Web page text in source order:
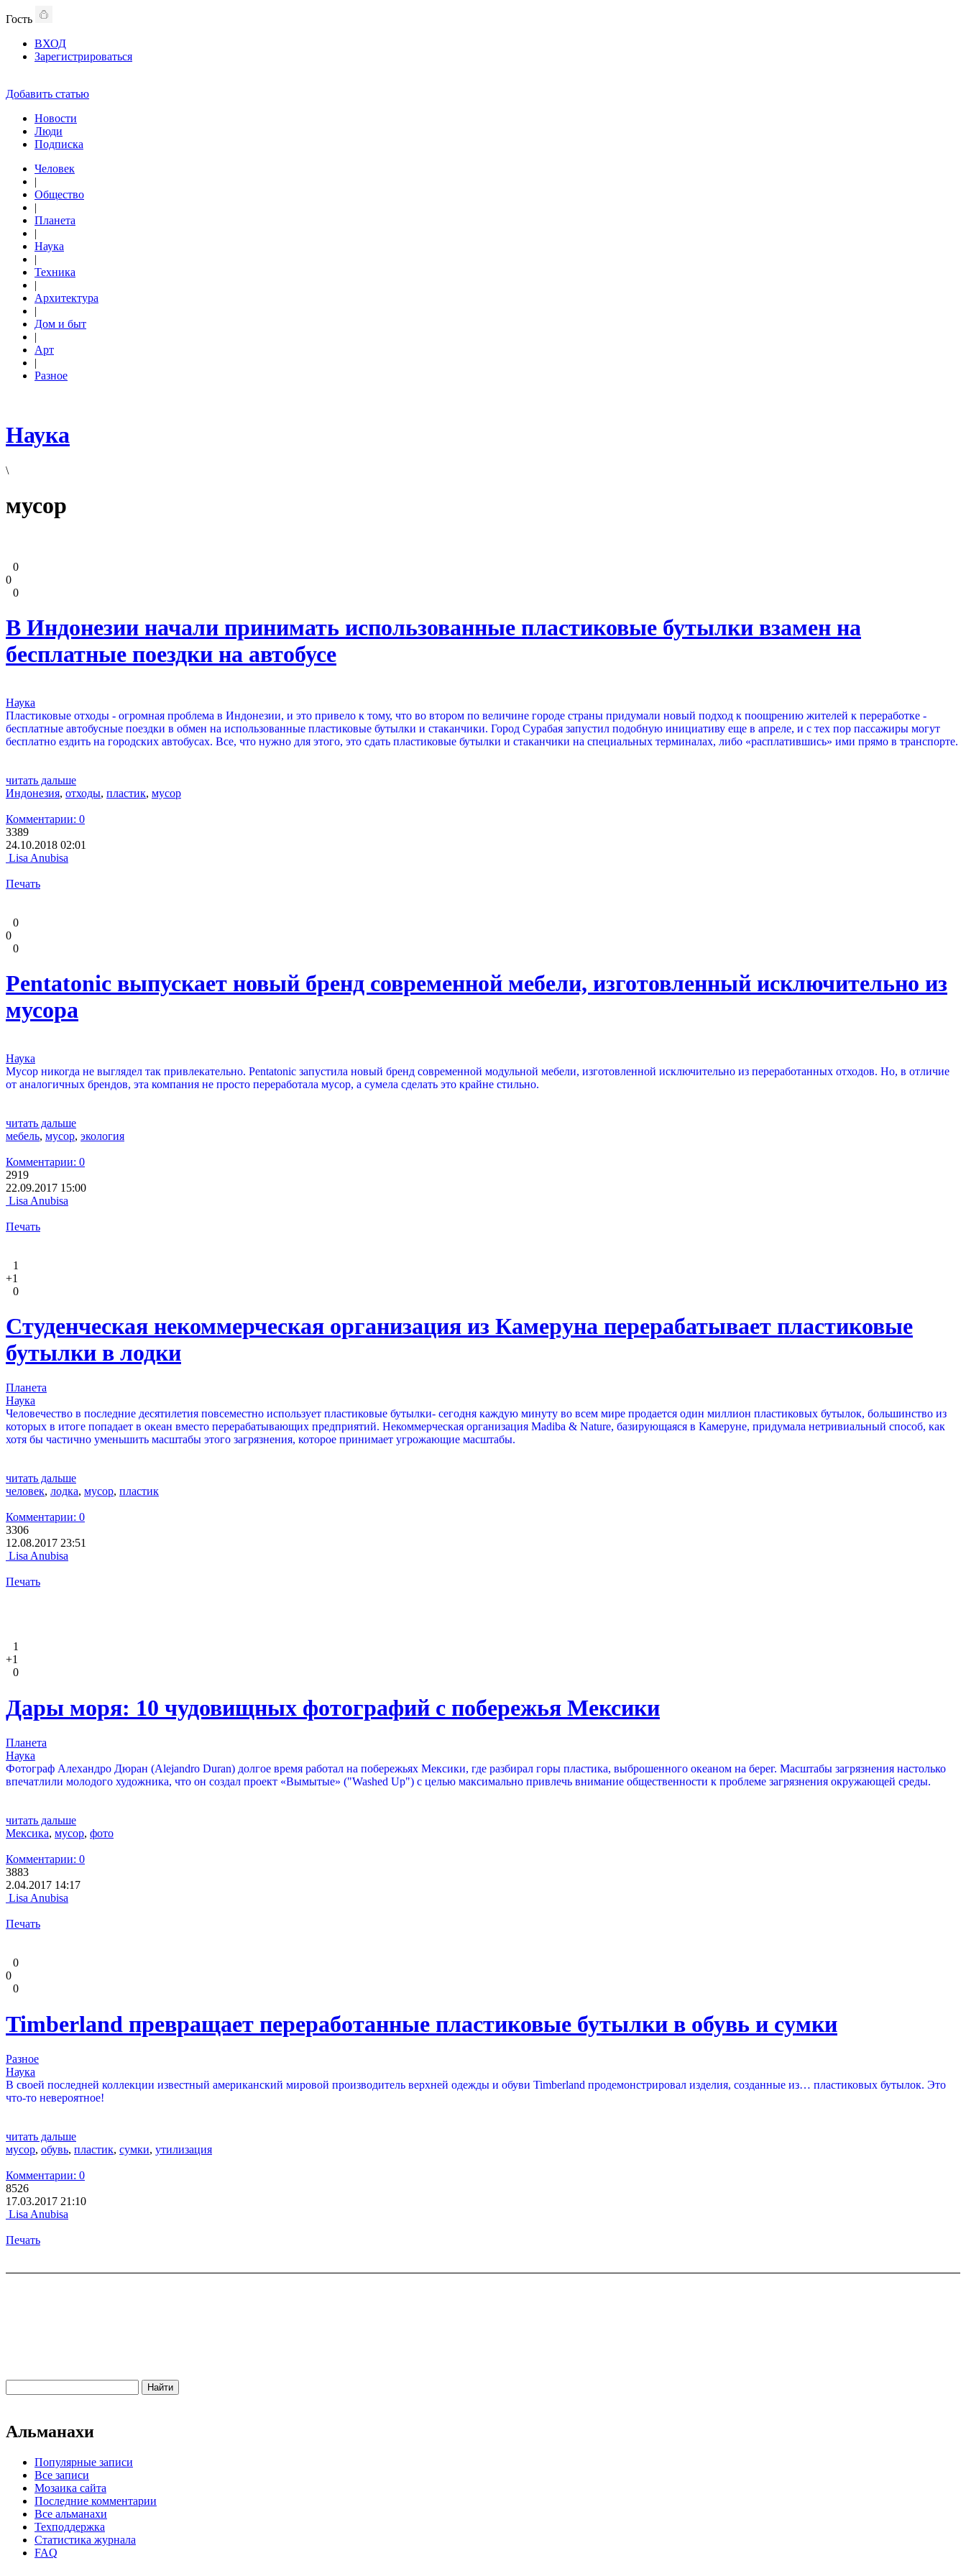
Гость
ВХОД
Зарегистрироваться
Добавить статью
Новости
Люди
Подписка
Человек
|
Общество
|
Планета
|
Наука
|
Техника
|
Архитектура
|
Дом и быт
|
Арт
|
Разное
Наука
\
мусор
0
0
0
В Индонезии начали принимать использованные пластиковые бутылки взамен на
бесплатные поездки на автобусе
Наука
Пластиковые отходы - огромная проблема в Индонезии, и это привело к тому, что во втором по величине городе страны придумали новый подход к поощрению жителей к переработке -
бесплатные автобусные поездки в обмен на использованные пластиковые бутылки и стаканчики. Город Сурабая запустил подобную инициативу еще в апреле, и с тех пор пассажиры могут
бесплатно ездить на городских автобусах. Все, что нужно для этого, это сдать пластиковые бутылки и стаканчики на специальных терминалах, либо «расплатившись» ими прямо в транспорте.
читать дальше
Индонезия, отходы, пластик, мусор
Комментарии: 0
3389
24.10.2018 02:01
Lisa Anubisa
Печать
0
0
0
Pentatonic выпускает новый бренд современной мебели, изготовленный исключительно из
мусора
Наука
Мусор никогда не выглядел так привлекательно. Pentatonic запустила новый бренд современной модульной мебели, изготовленной исключительно из переработанных отходов. Но, в отличие
от аналогичных брендов, эта компания не просто переработала мусор, а сумела сделать это крайне стильно.
читать дальше
мебель, мусор, экология
Комментарии: 0
2919
22.09.2017 15:00
Lisa Anubisa
Печать
1
+1
0
Студенческая некоммерческая организация из Камеруна перерабатывает пластиковые
бутылки в лодки
Планета
Наука
Человечество в последние десятилетия повсеместно использует пластиковые бутылки- сегодня каждую минуту во всем мире продается один миллион пластиковых бутылок, большинство из
которых в итоге попадает в океан вместо перерабатывающих предприятий. Некоммерческая организация Madiba & Nature, базирующаяся в Камеруне, придумала нетривиальный способ, как
хотя бы частично уменьшить масштабы этого загрязнения, которое принимает угрожающие масштабы.
читать дальше
человек, лодка, мусор, пластик
Комментарии: 0
3306
12.08.2017 23:51
Lisa Anubisa
Печать
1
+1
0
Дары моря: 10 чудовищных фотографий с побережья Мексики
Планета
Наука
Фотограф Алехандро Дюран (Alejandro Duran) долгое время работал на побережьях Мексики, где разбирал горы пластика, выброшенного океаном на берег. Масштабы загрязнения настолько
впечатлили молодого художника, что он создал проект «Вымытые» ("Washed Up") с целью максимально привлечь внимание общественности к проблеме загрязнения окружающей среды.
читать дальше
Мексика, мусор, фото
Комментарии: 0
3883
2.04.2017 14:17
Lisa Anubisa
Печать
0
0
0
Timberland превращает переработанные пластиковые бутылки в обувь и сумки
Разное
Наука
В своей последней коллекции известный американский мировой производитель верхней одежды и обуви Timberland продемонстрировал изделия, созданные из… пластиковых бутылок. Это
что-то невероятное!
читать дальше
мусор, обувь, пластик, сумки, утилизация
Комментарии: 0
8526
17.03.2017 21:10
Lisa Anubisa
Печать
Альманахи
Популярные записи
Все записи
Мозаика сайта
Последние комментарии
Все альманахи
Техподдержка
Статистика журнала
FAQ